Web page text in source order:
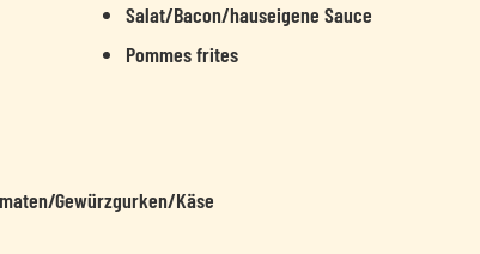
Salat/Bacon/hauseigene Sauce
Pommes frites
Gewürzgurken/Käse